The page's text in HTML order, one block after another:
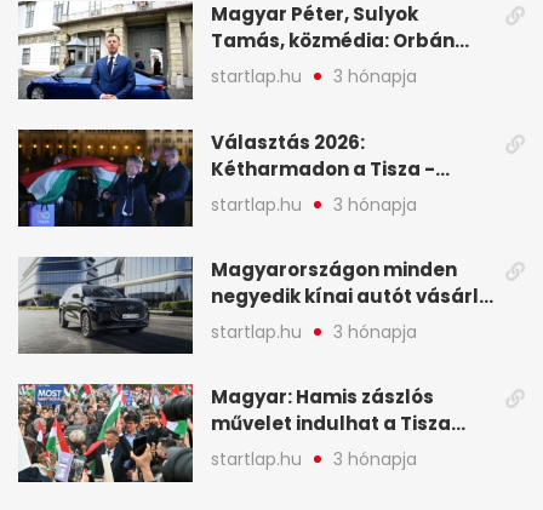
Magyar Péter, Sulyok
Tamás, közmédia: Orbán
Viktor április 13. óta hallgat,
közben pörögnek az
startlap.hu 3 hónapja
Választás 2026:
Kétharmadon a Tisza -
mutatjuk, hogyan alakulnak
a mandátumok
startlap.hu 3 hónapja
Magyarországon minden
negyedik kínai autót vásárló
a Chery mellett döntött (X)
startlap.hu 3 hónapja
Magyar: Hamis zászlós
művelet indulhat a Tisza
ellen a választás napján - A
hét legfontosabb eseményei
startlap.hu 3 hónapja